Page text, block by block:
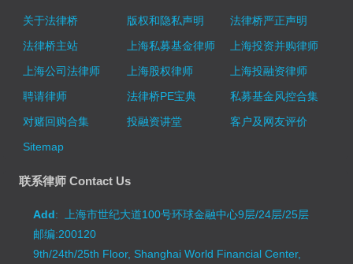
关于法律桥 版权和隐私声明
法律桥严正声明
法律桥主站
上海私募基金律师
上海投资并购律师
上海公司法律师
上海股权律师
上海投融资律师
聘请律师
法律桥PE宝典
私募基金风控合集
对赌回购合集
投融资讲堂
客户及网友评价
Sitemap
联系律师 Contact Us
Add: 上海市世纪大道100号环球金融中心9层/24层/25层
邮编:200120
9th/24th/25th Floor, Shanghai World Financial Center,